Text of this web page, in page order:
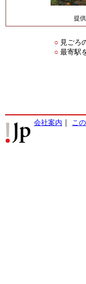
提
○ 見ごろ
○ 最寄駅
会社案内 こ